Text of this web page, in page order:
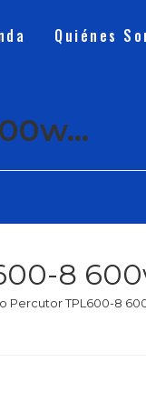
Quiénes
8
Percutor TPL600-8